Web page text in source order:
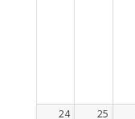
24 25